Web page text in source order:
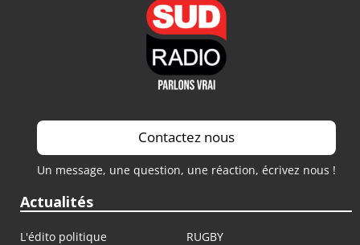
Contactez nous
Un message, une question, une réaction, écrivez nous !
Actualités
L'édito politique
RUGBY